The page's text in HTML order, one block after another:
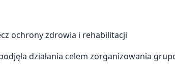
ochrony zdrowia i rehabilitacji
działania celem zorganizowania